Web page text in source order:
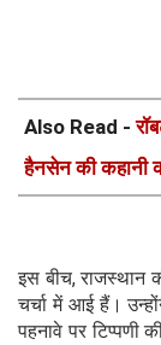
Also Read -
हैनसेन की कहानी
इस बीच, राजस्थान
चर्चा में आई हैं।
पहनावे पर टिप्पणी